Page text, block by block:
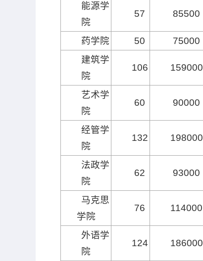
能源学
院
57 85500
药学院 50 75000
建筑学
院
106 159000
艺术学
院
60 90000
经管学
院
132 198000
法政学
院
62 93000
马克思
学院
76 114000
外语学
院
124 186000